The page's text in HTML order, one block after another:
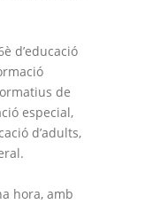
d’educació
de
especial,
d’adults,
hora, amb